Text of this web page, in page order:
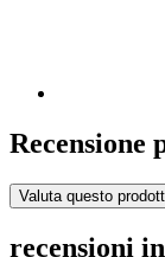
Recensione
Valuta questo
recensioni